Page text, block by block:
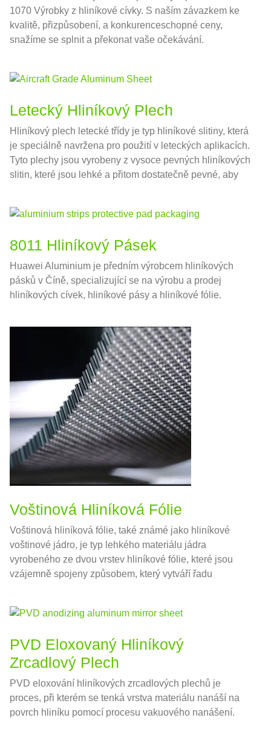
1070 Výrobky z hliníkové cívky. S naším závazkem ke
kvalitě, přizpůsobení, a konkurenceschopné ceny,
snažíme se splnit a překonat vaše očekávání.
Letecký Hliníkový Plech
Hliníkový plech letecké třídy je typ hliníkové slitiny, která
je speciálně navržena pro použití v leteckých aplikacích.
Tyto plechy jsou vyrobeny z vysoce pevných hliníkových
slitin, které jsou lehké a přitom dostatečně pevné, aby
8011 Hliníkový Pásek
Huawei Aluminium je předním výrobcem hliníkových
pásků v Číně, specializující se na výrobu a prodej
hliníkových cívek, hliníkové pásy a hliníkové fólie.
Voštinová Hliníková Fólie
Voštinová hliníková fólie, také známé jako hliníkové
voštinové jádro, je typ lehkého materiálu jádra
vyrobeného ze dvou vrstev hliníkové fólie, které jsou
vzájemně spojeny způsobem, který vytváří řadu
PVD Eloxovaný Hliníkový
Zrcadlový Plech
PVD eloxování hliníkových zrcadlových plechů je
proces, při kterém se tenká vrstva materiálu nanáší na
povrch hliníku pomocí procesu vakuového nanášení.